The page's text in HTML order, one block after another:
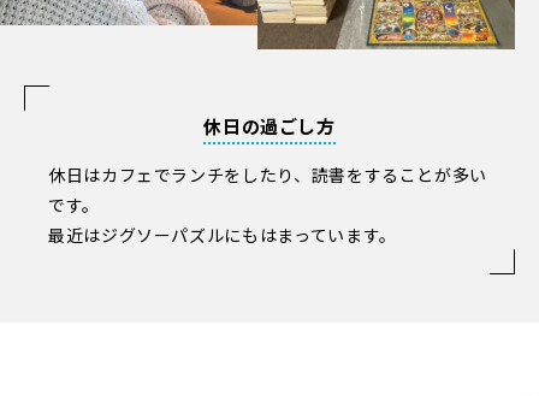
休日の過ごし方
休日はカフェでランチをしたり、読書をすることが多い
です。
最近はジグソーパズルにもはまっています。